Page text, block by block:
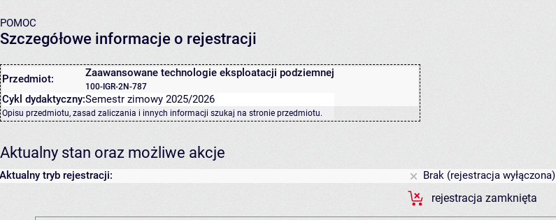
POMOC
Szczegółowe informacje o rejestracji
Przedmiot: Zaawansowane technologie eksploatacji podziemnej
100-IGR-2N-787
Cykl dydaktyczny:Semestr zimowy 2025/2026
Opisu przedmiotu, zasad zaliczania i innych informacji szukaj na stronie przedmiotu.
Aktualny stan oraz możliwe akcje
Aktualny tryb rejestracji:
Brak (rejestracja wyłączona)
rejestracja zamknięta